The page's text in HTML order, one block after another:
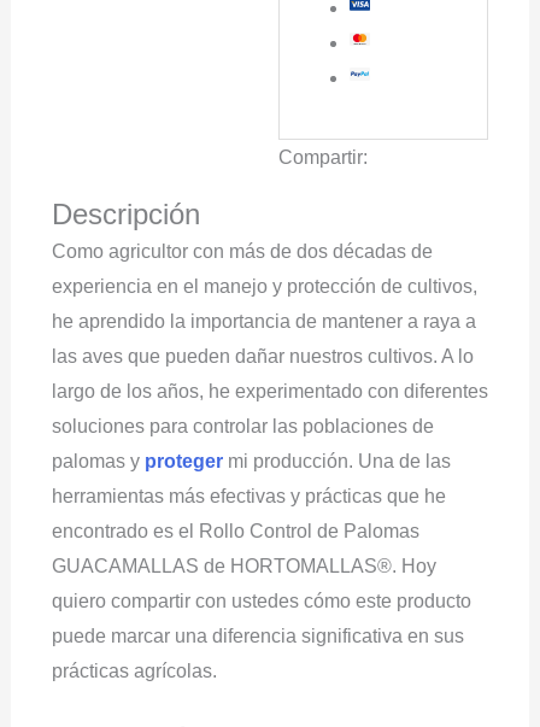
Compartir:
Descripción
Como agricultor con más de dos décadas de
experiencia en el manejo y protección de cultivos,
he aprendido la importancia de mantener a raya a
las aves que pueden dañar nuestros cultivos. A lo
largo de los años, he experimentado con diferentes
soluciones para controlar las poblaciones de
palomas y protegermi producción. Una de las
herramientas más efectivas y prácticas que he
encontrado es el Rollo Control de Palomas
GUACAMALLAS de HORTOMALLAS®. Hoy
quiero compartir con ustedes cómo este producto
puede marcar una diferencia significativa en sus
prácticas agrícolas.